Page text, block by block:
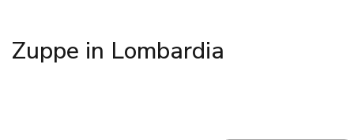
Zuppe in Lombardia